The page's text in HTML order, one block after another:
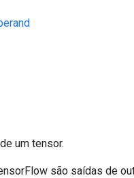
um tensor.
são saídas de